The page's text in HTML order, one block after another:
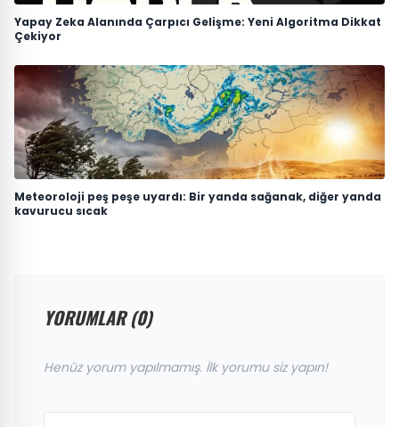
Yapay Zeka Alanında Çarpıcı Gelişme: Yeni Algoritma Dikkat
Çekiyor
Meteoroloji peş peşe uyardı: Bir yanda sağanak, diğer yanda
kavurucu sıcak
YORUMLAR (0)
Henüz yorum yapılmamış. İlk yorumu siz yapın!